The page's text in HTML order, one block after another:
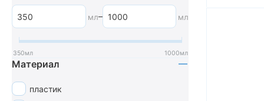
Atom
Cube
AXXY
Elite
CamelBak
мл– мл
350мл 1000мл
Материал
пластик